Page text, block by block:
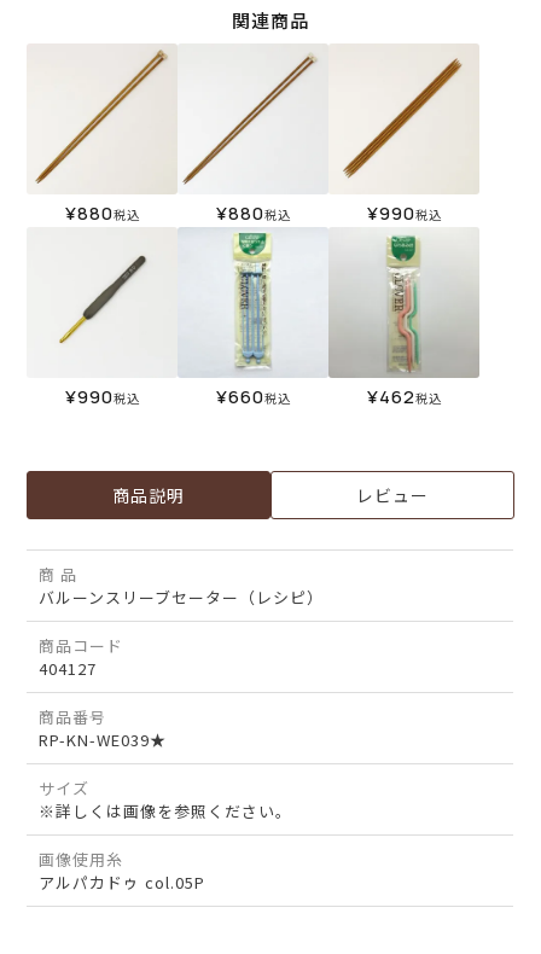
関連商品
¥880税込 ¥880税込 ¥990税込
¥990税込 ¥660税込 ¥462税込
商品説明 レビュー
商 品
バルーンスリーブセーター（レシピ）
商品コード
404127
商品番号
RP-KN-WE039★
サイズ
※詳しくは画像を参照ください。
画像使用糸
アルパカドゥ col.05P